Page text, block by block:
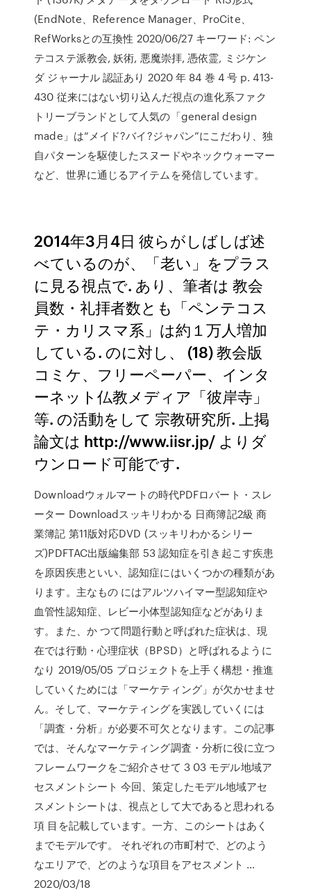
(EndNote、Reference Manager、ProCite、
RefWorksとの互換性 2020/06/27 キーワード: ペン
テコステ派教会, 妖術, 悪魔崇拝, 憑依霊, ミジケン
ダ ジャーナル 認証あり 2020 年 84 巻 4 号 p. 413-
430 従来にはない切り込んだ視点の進化系ファク
トリーブランドとして人気の「general design
made」は“メイド?バイ?ジャパン”にこだわり、独
自パターンを駆使したスヌードやネックウォーマー
など、世界に通じるアイテムを発信しています。
2014年3月4日 彼らがしばしば述
べているのが、「老い」をプラス
に見る視点で. あり、筆者は 教会
員数・礼拝者数とも「ペンテコス
テ・カリスマ系」は約１万人増加
している. のに対し、 (18) 教会版
コミケ、フリーペーパー、インタ
ーネット仏教メディア「彼岸寺」
等. の活動をして 宗教研究所. 上掲
論文は http://www.iisr.jp/ よりダ
ウンロード可能です.
Downloadウォルマートの時代PDFロバート・スレ
ーター Downloadスッキリわかる 日商簿記2級 商
業簿記 第11版対応DVD (スッキリわかるシリー
ズ)PDFTAC出版編集部 53 認知症を引き起こす疾患
を原因疾患といい、認知症にはいくつかの種類があ
ります。主なもの にはアルツハイマー型認知症や
血管性認知症、レビー小体型認知症などがありま
す。また、か つて問題行動と呼ばれた症状は、現
在では行動・心理症状（BPSD）と呼ばれるように
なり 2019/05/05 プロジェクトを上手く構想・推進
していくためには「マーケティング」が欠かせませ
ん。そして、マーケティングを実践していくには
「調査・分析」が必要不可欠となります。この記事
では、そんなマーケティング調査・分析に役に立つ
フレームワークをご紹介させて 3 03 モデル地域ア
セスメントシート 今回、策定したモデル地域アセ
スメントシートは、視点として大であると思われる
項 目を記載しています。一方、このシートはあく
までモデルです。 それぞれの市町村で、どのよう
なエリアで、どのような項目をアセスメント …
2020/03/18